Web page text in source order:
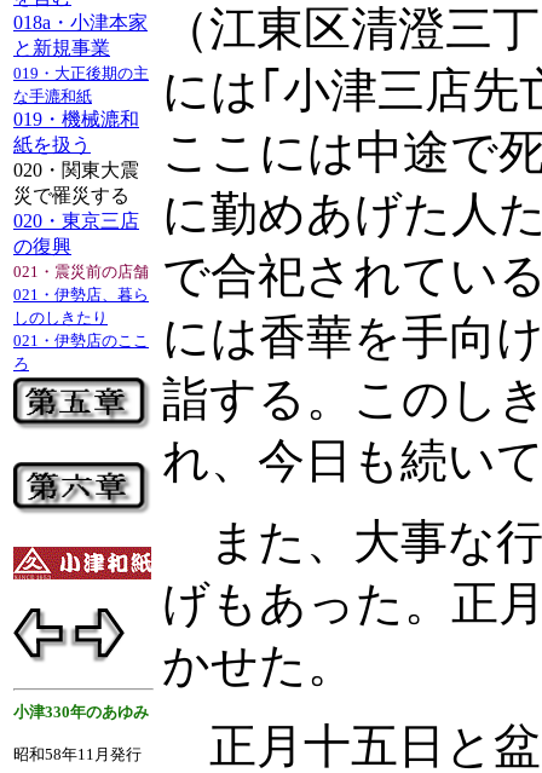
018a・小津本家
と新規事業
019・大正後期の主
な手漉和紙
019・機械漉和
紙を扱う
020・関東大震
災で罹災する
020・東京三店
の復興
021・震災前の店舗
021・伊勢店、暮ら
しのしきたり
021・伊勢店のここ
ろ
小津330年のあゆみ
昭和58年11月発行
（江東区清澄三
には｢小津三店先
ここには中途で
に勤めあげた人
で合祀されてい
には香華を手向
詣する。このし
れ、今日も続い
また、大事な
げもあった。正
かせた。
正月十五日と